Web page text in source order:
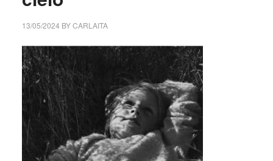
13/05/2024 BYCARLAITA